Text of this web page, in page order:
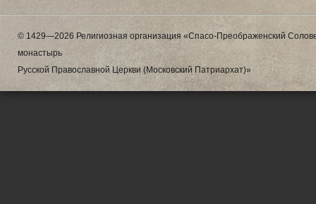
© 1429—2026 Религиозная организация «Спасо-Преображенский
монастырь
Русской Православной Церкви (Московский Патриархат)»